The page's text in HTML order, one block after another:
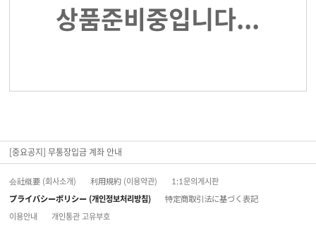
상품준비중입니다...
[중요공지] 무통장입금 계좌 안내
会社概要 (회사소개) 利用規約 (이용약관)
1:1문의게시판
プライバシーポリシー (개인정보처리방침)
特定商取引法に基づく表記
이용안내
개인통관 고유부호